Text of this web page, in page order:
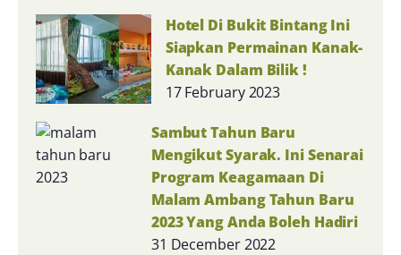
Hotel Di Bukit Bintang Ini
Siapkan Permainan Kanak-
Kanak Dalam Bilik !
17 February 2023
Sambut Tahun Baru
Mengikut Syarak. Ini Senarai
Program Keagamaan Di
Malam Ambang Tahun Baru
2023 Yang Anda Boleh Hadiri
31 December 2022